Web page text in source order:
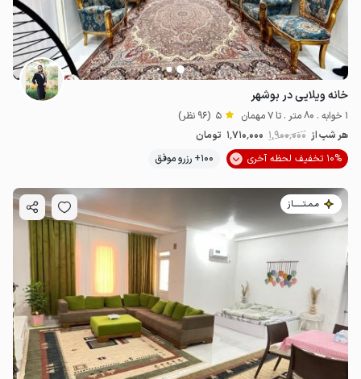
خانه ویلایی در بوشهر
1 خوابه . 80 متر . تا 7 مهمان 5 (96 نظر)
هر شب از 1٬900٬000 1٬710٬000 تومان
10% تخفیف لحظه آخری
100+ رزرو موفق
مـمـتــــــاز